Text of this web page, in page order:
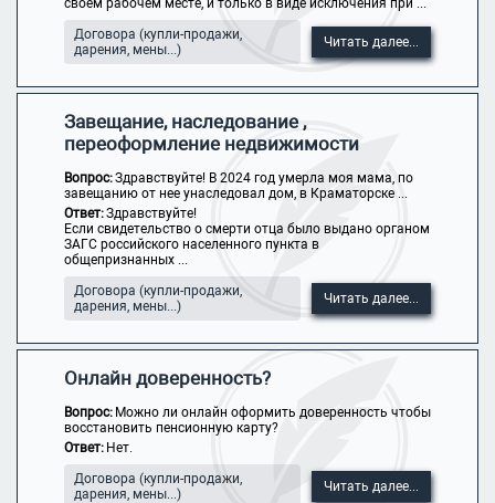
своем рабочем месте, и только в виде исключения при ...
Договора (купли-продажи,
дарения, мены...)
Читать далее...
Завещание, наследование ,
переоформление недвижимости
Вопрос:Здравствуйте! В 2024 год умерла моя мама, по
завещанию от нее унаследовал дом, в Краматорске ...
Ответ:Здравствуйте!
Если свидетельство о смерти отца было выдано органом
ЗАГС российского населенного пункта в
общепризнанных ...
Договора (купли-продажи,
дарения, мены...)
Читать далее...
Онлайн доверенность?
Вопрос: Можно ли онлайн оформить доверенность чтобы
восстановить пенсионную карту?
Ответ: Нет.
Договора (купли-продажи,
дарения, мены...)
Читать далее...